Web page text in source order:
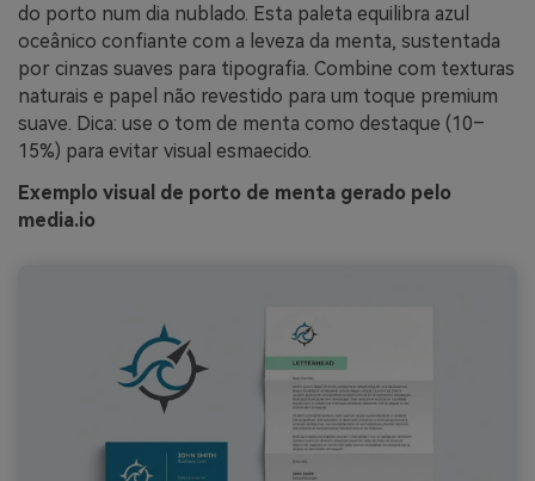
do porto num dia nublado. Esta paleta equilibra azul
oceânico confiante com a leveza da menta, sustentada
por cinzas suaves para tipografia. Combine com texturas
naturais e papel não revestido para um toque premium
suave. Dica: use o tom de menta como destaque (10–
15%) para evitar visual esmaecido.
Exemplo visual de porto de menta gerado pelo
media.io